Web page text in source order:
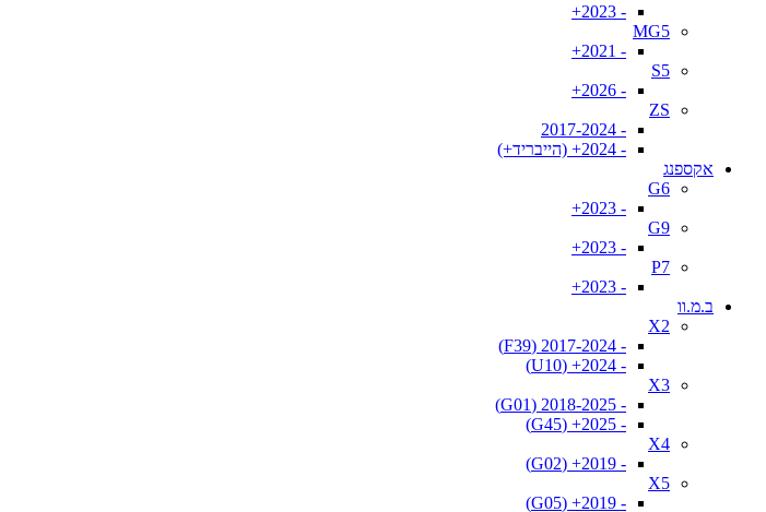
- 2023+
MG5
- 2021+
S5
- 2026+
ZS
- 2017-2024
- 2024+ (הייבריד+)
אקספנג
G6
- 2023+
G9
- 2023+
P7
- 2023+
ב.מ.וו
X2
- 2017-2024 (F39)
- 2024+ (U10)
X3
- 2018-2025 (G01)
- 2025+ (G45)
X4
- 2019+ (G02)
X5
- 2019+ (G05)